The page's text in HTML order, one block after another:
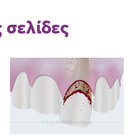
σελίδες